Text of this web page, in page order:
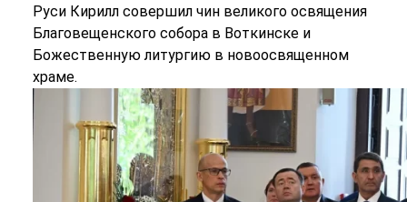
Руси Кирилл совершил чин великого освящения
Благовещенского собора в Воткинске и
Божественную литургию в новоосвященном
храме.